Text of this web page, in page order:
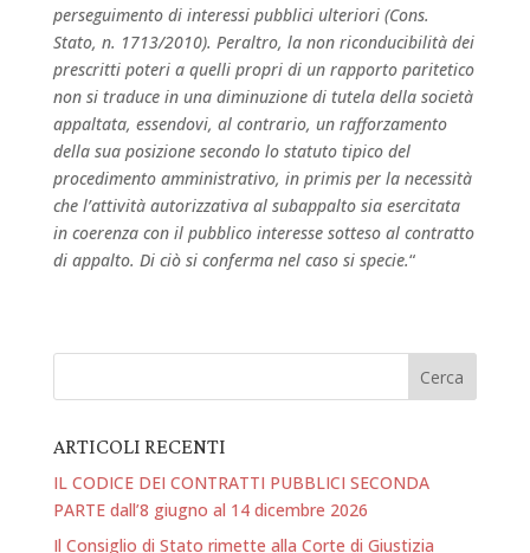
perseguimento di interessi pubblici ulteriori (Cons.
Stato, n. 1713/2010). Peraltro, la non riconducibilità dei
prescritti poteri a quelli propri di un rapporto paritetico
non si traduce in una diminuzione di tutela della società
appaltata, essendovi, al contrario, un rafforzamento
della sua posizione secondo lo statuto tipico del
procedimento amministrativo, in primis per la necessità
che l’attività autorizzativa al subappalto sia esercitata
in coerenza con il pubblico interesse sotteso al contratto
di appalto. Di ciò si conferma nel caso si specie.“
ARTICOLI RECENTI
IL CODICE DEI CONTRATTI PUBBLICI SECONDA
PARTE dall’8 giugno al 14 dicembre 2026
Il Consiglio di Stato rimette alla Corte di Giustizia